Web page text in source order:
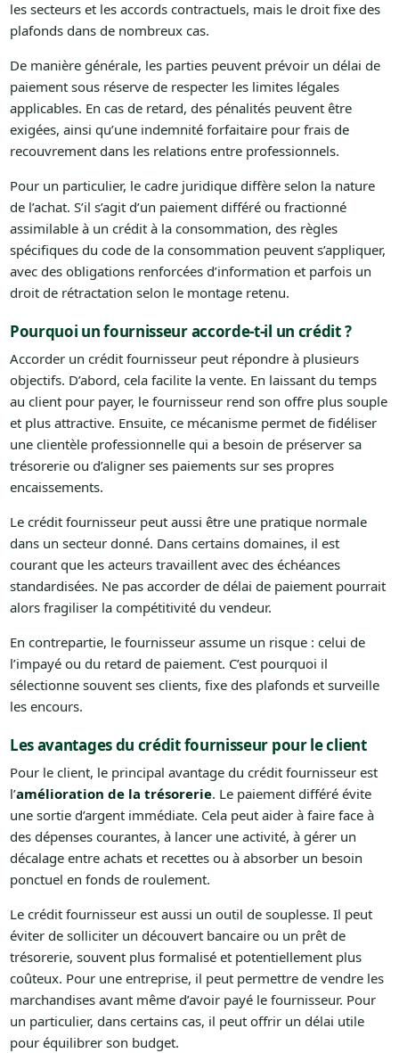
les secteurs et les accords contractuels, mais le droit fixe des
plafonds dans de nombreux cas.
De manière générale, les parties peuvent prévoir un délai de
paiement sous réserve de respecter les limites légales
applicables. En cas de retard, des pénalités peuvent être
exigées, ainsi qu’une indemnité forfaitaire pour frais de
recouvrement dans les relations entre professionnels.
Pour un particulier, le cadre juridique diffère selon la nature
de l’achat. S’il s’agit d’un paiement différé ou fractionné
assimilable à un crédit à la consommation, des règles
spécifiques du code de la consommation peuvent s’appliquer,
avec des obligations renforcées d’information et parfois un
droit de rétractation selon le montage retenu.
Pourquoi un fournisseur accorde-t-il un crédit ?
Accorder un crédit fournisseur peut répondre à plusieurs
objectifs. D’abord, cela facilite la vente. En laissant du temps
au client pour payer, le fournisseur rend son offre plus souple
et plus attractive. Ensuite, ce mécanisme permet de fidéliser
une clientèle professionnelle qui a besoin de préserver sa
trésorerie ou d’aligner ses paiements sur ses propres
encaissements.
Le crédit fournisseur peut aussi être une pratique normale
dans un secteur donné. Dans certains domaines, il est
courant que les acteurs travaillent avec des échéances
standardisées. Ne pas accorder de délai de paiement pourrait
alors fragiliser la compétitivité du vendeur.
En contrepartie, le fournisseur assume un risque : celui de
l’impayé ou du retard de paiement. C’est pourquoi il
sélectionne souvent ses clients, fixe des plafonds et surveille
les encours.
Les avantages du crédit fournisseur pour le client
Pour le client, le principal avantage du crédit fournisseur est
l’amélioration de la trésorerie. Le paiement différé évite
une sortie d’argent immédiate. Cela peut aider à faire face à
des dépenses courantes, à lancer une activité, à gérer un
décalage entre achats et recettes ou à absorber un besoin
ponctuel en fonds de roulement.
Le crédit fournisseur est aussi un outil de souplesse. Il peut
éviter de solliciter un découvert bancaire ou un prêt de
trésorerie, souvent plus formalisé et potentiellement plus
coûteux. Pour une entreprise, il peut permettre de vendre les
marchandises avant même d’avoir payé le fournisseur. Pour
un particulier, dans certains cas, il peut offrir un délai utile
pour équilibrer son budget.